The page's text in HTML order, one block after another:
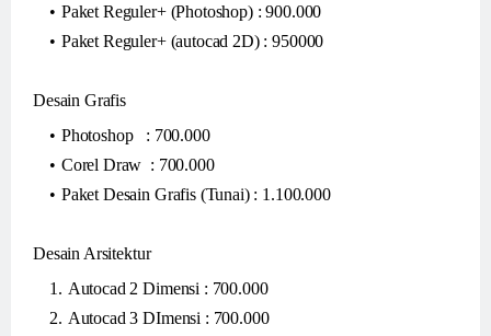
Paket Reguler+ (Photoshop) : 900.000
Paket Reguler+ (autocad 2D) : 950000
Desain Grafis
Photoshop : 700.000
Corel Draw : 700.000
Paket Desain Grafis (Tunai) : 1.100.000
Desain Arsitektur
Autocad 2 Dimensi : 700.000
Autocad 3 DImensi : 700.000